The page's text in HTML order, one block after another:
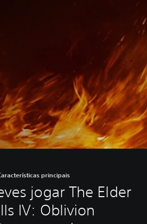
principais
jogar The Elder
IV: Oblivion